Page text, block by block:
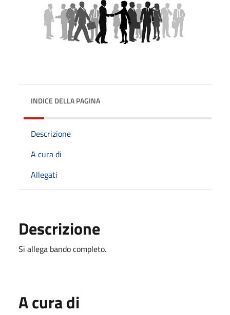
INDICE DELLA PAGINA
Descrizione
A cura di
Allegati
Descrizione
Si allega bando completo.
A cura di